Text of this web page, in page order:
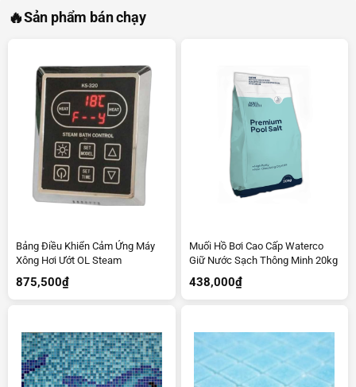
🔥Sản phẩm bán chạy
Bảng Điều Khiển Cảm Ứng Máy
Xông Hơi Ướt OL Steam
875,500₫
Muối Hồ Bơi Cao Cấp Waterco
Giữ Nước Sạch Thông Minh 20kg
438,000₫